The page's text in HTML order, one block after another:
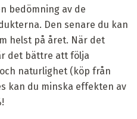
bedömning av de
Den senare du kan
helst på året. När det
det bättre att följa
naturlighet (köp från
kan du minska effekten av